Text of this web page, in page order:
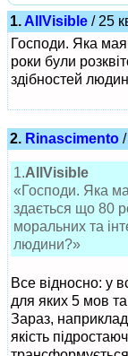
1. AllVisible / 25
Господи. Яка
роки були
здібностей
2. Rinascimento
1.AllVisible
«Господи. Яка
здається що 80
моральних та
людини?»
Все відносно: у
для яких 5 мов
Зараз,
якість